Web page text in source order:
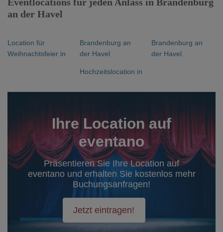
an der Havel
Location für
Weihnachtsfeier in
Brandenburg an
der Havel
Hochzeitslocation in
Brandenburg an
der Havel
Ihre Location auf
eventano
Präsentieren Sie Ihre Location auf
eventano und erhalten Sie kostenlos mehr
Buchungsanfragen!
Jetzt eintragen!